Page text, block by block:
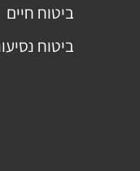
ביטוח חיים
ביטוח